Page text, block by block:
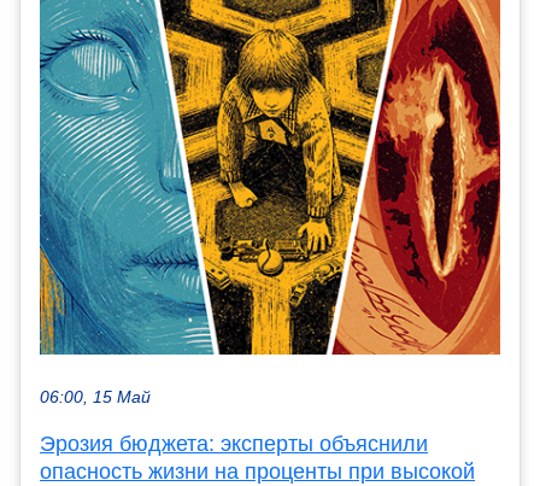
06:00, 15 Май
Эрозия бюджета: эксперты объяснили
опасность жизни на проценты при высокой